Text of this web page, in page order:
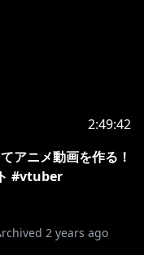
2:49:42
アニメ動画を作る！
#vtuber
2 years ago